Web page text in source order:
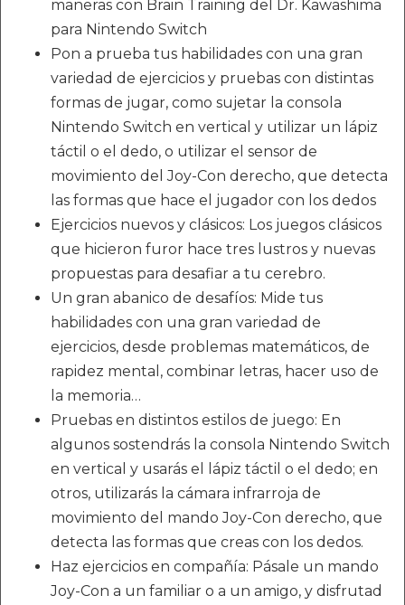
maneras con Brain Training del Dr. Kawashima
para Nintendo Switch
Pon a prueba tus habilidades con una gran
variedad de ejercicios y pruebas con distintas
formas de jugar, como sujetar la consola
Nintendo Switch en vertical y utilizar un lápiz
táctil o el dedo, o utilizar el sensor de
movimiento del Joy-Con derecho, que detecta
las formas que hace el jugador con los dedos
Ejercicios nuevos y clásicos: Los juegos clásicos
que hicieron furor hace tres lustros y nuevas
propuestas para desafiar a tu cerebro.
Un gran abanico de desafíos: Mide tus
habilidades con una gran variedad de
ejercicios, desde problemas matemáticos, de
rapidez mental, combinar letras, hacer uso de
la memoria…
Pruebas en distintos estilos de juego: En
algunos sostendrás la consola Nintendo Switch
en vertical y usarás el lápiz táctil o el dedo; en
otros, utilizarás la cámara infrarroja de
movimiento del mando Joy-Con derecho, que
detecta las formas que creas con los dedos.
Haz ejercicios en compañía: Pásale un mando
Joy-Con a un familiar o a un amigo, y disfrutad